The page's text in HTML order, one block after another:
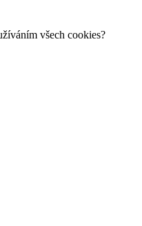
všech cookies?